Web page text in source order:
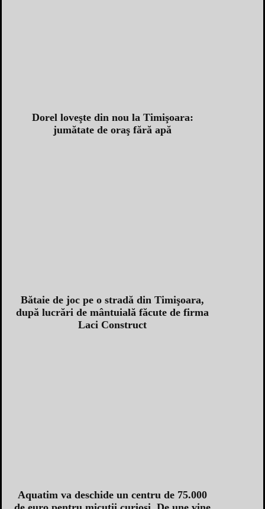
Dorel loveşte din nou la Timişoara:
jumătate de oraş fără apă
Bătaie de joc pe o stradă din Timişoara,
după lucrări de mântuială făcute de firma
Laci Construct
Aquatim va deschide un centru de 75.000